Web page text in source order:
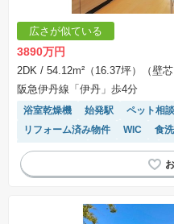
広さが似ている
3890万円
2DK / 54.12m²（16.37坪）（壁芯
阪急伊丹線「伊丹」歩4分
浴室乾燥機 始発駅 ペット相談
リフォーム済み物件
WIC 食
温水洗浄便座
エレベーター